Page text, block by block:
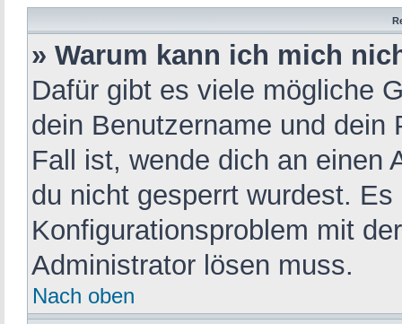
» Warum kann ich mich
Dafür gibt es viele mögliche
dein Benutzername und dein
Fall ist, wende dich an einen
du nicht gesperrt wurdest.
Konfigurationsproblem mit
Administrator lösen muss.
Nach oben